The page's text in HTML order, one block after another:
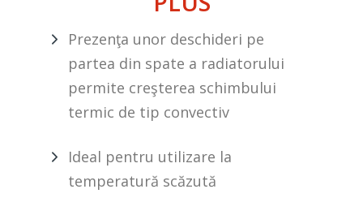
Prezenţa unor deschideri pe
partea din spate a radiatorului
permite creşterea schimbului
termic de tip convectiv
Ideal pentru utilizare la
temperatură scăzută